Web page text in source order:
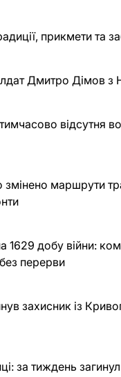
прикмети та
Дмитро Дімов з
відсутня
змінено маршрути
1629 добу війни:
перерви
захисник із
за тиждень